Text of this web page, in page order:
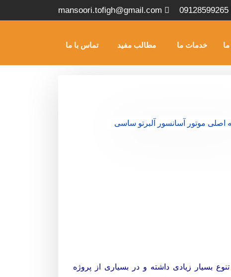
09128599265
mansoori.tofigh@gmail.com
خدمات ما مطالب مفید تماس با ما
بسیار زیادی داشته و در بسیاری از پروژه